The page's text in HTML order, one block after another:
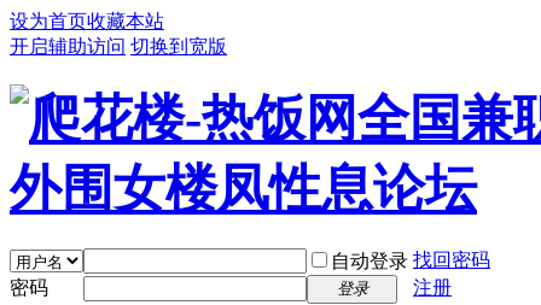
设为首页收藏本站
开启辅助访问 切换到宽版
自动登录 找回密码
密码
登录 注册